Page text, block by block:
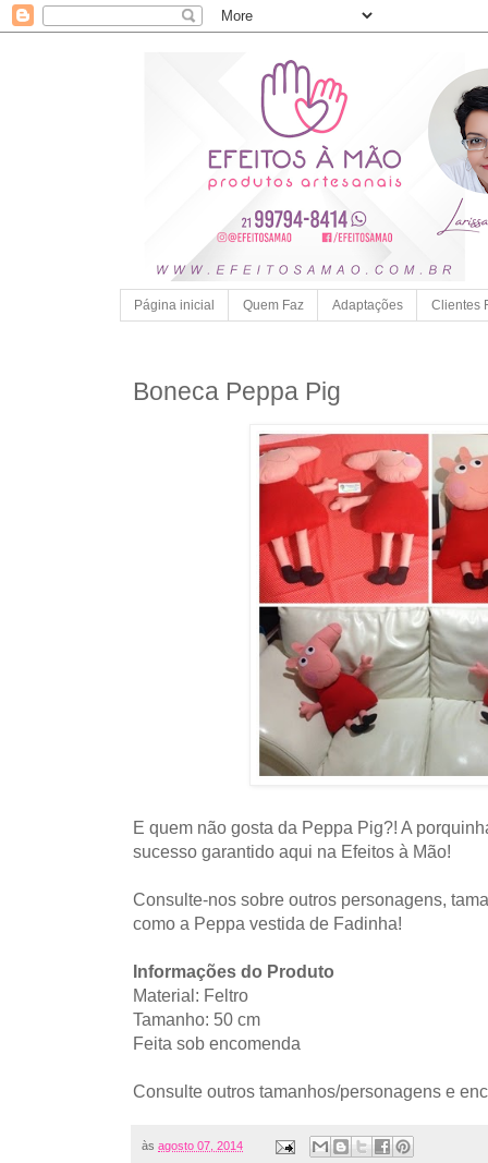
Página inicial Quem Faz Adaptações Clientes
Boneca Peppa Pig
E quem não gosta da Peppa Pig?! A
sucesso garantido aqui na Efeitos à Mão!
Consulte-nos sobre outros personagens,
como a Peppa vestida de Fadinha!
Informações do Produto
Material: Feltro
Tamanho: 50 cm
Feita sob encomenda
Consulte outros tamanhos/personagens e
às agosto 07, 2014